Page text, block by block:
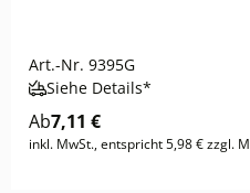
Art.-Nr. 9395G
Siehe Details*
Ab7,11 €
inkl. MwSt., entspricht 5,98 € zzgl.